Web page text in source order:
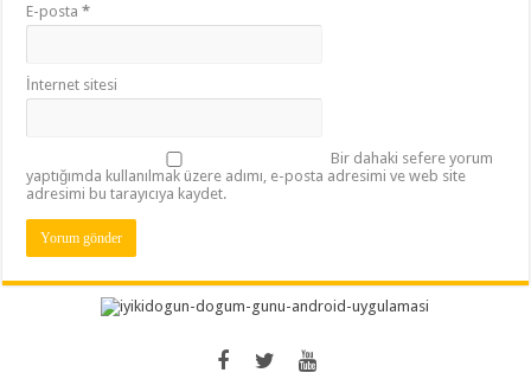
E-posta*
İnternet sitesi
Bir dahaki sefere yorum
yaptığımda kullanılmak üzere adımı, e-posta adresimi ve web site
adresimi bu tarayıcıya kaydet.